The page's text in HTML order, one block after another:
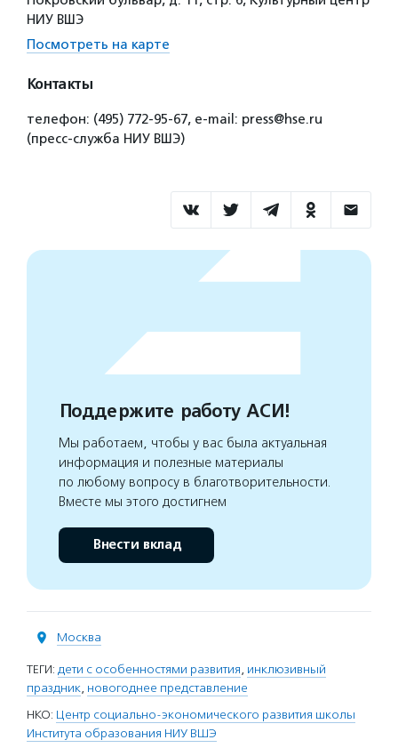
НИУ ВШЭ
Посмотреть на карте
Контакты
телефон: (495) 772-95-67, e-mail: press@hse.ru
(пресс-служба НИУ ВШЭ)
Поддержите работу АСИ!
Мы работаем, чтобы у вас была актуальная
информация и полезные материалы
по любому вопросу в благотворительности.
Вместе мы этого достигнем
Внести вклад
Москва
ТЕГИ: дети с особенностями развития, инклюзивный
праздник, новогоднее представление
НКО: Центр социально-экономического развития школы
Института образования НИУ ВШЭ